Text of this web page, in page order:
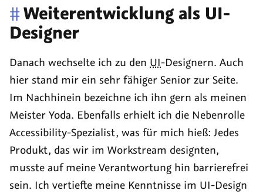
#Weiterentwicklung als UI-
Designer
Danach wechselte ich zu den UI-Designern. Auch
hier stand mir ein sehr fähiger Senior zur Seite.
Im Nachhinein bezeichne ich ihn gern als meinen
Meister Yoda. Ebenfalls erhielt ich die Nebenrolle
Accessibility-Spezialist, was für mich hieß: Jedes
Produkt, das wir im Workstream designten,
musste auf meine Verantwortung hin barrierefrei
sein. Ich vertiefte meine Kenntnisse im UI-Design